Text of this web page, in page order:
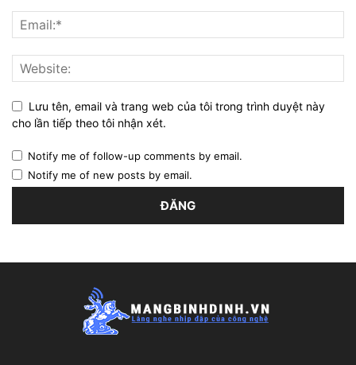
Lưu tên, email và trang web của tôi trong trình duyệt này
cho lần tiếp theo tôi nhận xét.
Notify me of follow-up comments by email.
Notify me of new posts by email.